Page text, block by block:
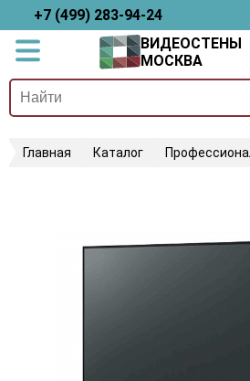
+7 (499) 283-94-24
ВИДЕОСТЕНЫ
МОСКВА
Главная Каталог